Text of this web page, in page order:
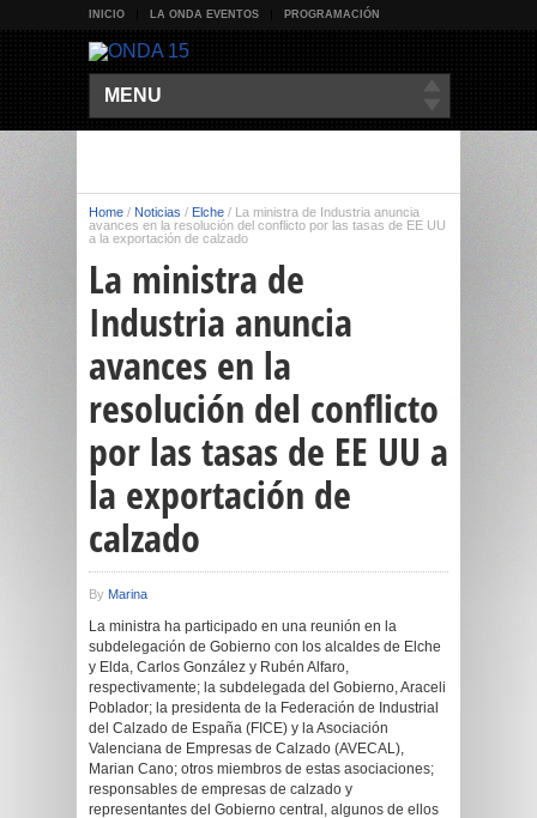
INICIO LA ONDA EVENTOS PROGRAMACIÓN
MENU
Home / Noticias / Elche / La ministra de Industria anuncia
avances en la resolución del conflicto por las tasas de EE UU
a la exportación de calzado
La ministra de
Industria anuncia
avances en la
resolución del conflicto
por las tasas de EE UU a
la exportación de
calzado
By Marina
La ministra ha participado en una reunión en la
subdelegación de Gobierno con los alcaldes de Elche
y Elda, Carlos González y Rubén Alfaro,
respectivamente; la subdelegada del Gobierno, Araceli
Poblador; la presidenta de la Federación de Industrial
del Calzado de España (FICE) y la Asociación
Valenciana de Empresas de Calzado (AVECAL),
Marian Cano; otros miembros de estas asociaciones;
responsables de empresas de calzado y
representantes del Gobierno central, algunos de ellos